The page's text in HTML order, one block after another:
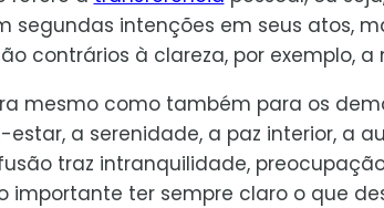
segundas intenções em seus atos,
contrários à clareza, por exemplo, a
mesmo como também para os
estar, a serenidade, a paz interior, a
traz intranquilidade,
importante ter sempre claro o que